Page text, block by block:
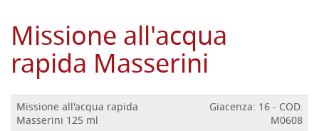
Missione all'acqua
rapida Masserini
Missione all'acqua rapida
Masserini 125 ml
Giacenza: 16 - COD.
M0608